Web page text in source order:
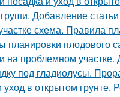
Добавление
схема. Правила
плодового
на проблемном
под гладиолусы.
в открытом грунте.